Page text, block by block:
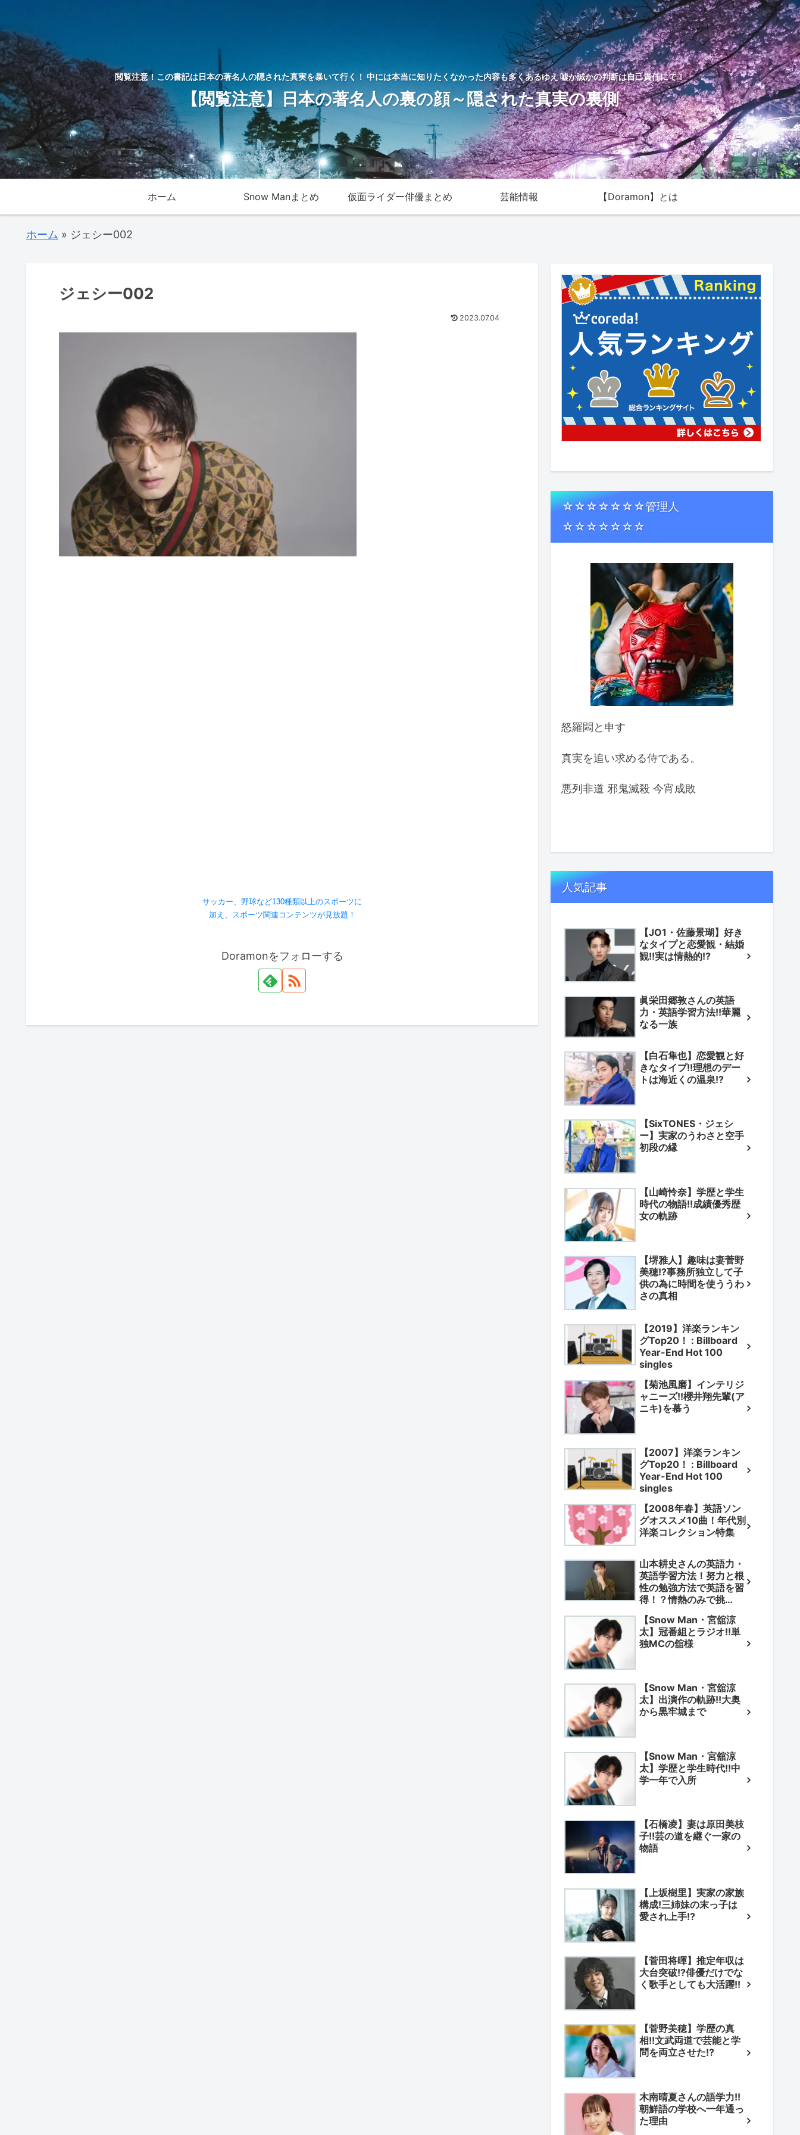
閲覧注意！この書記は日本の著名人の隠された真実を暴いて行く！ 中には本当に知りたくなかった内容も多くあるゆえ 嘘か誠かの判断は自己責任にて！
【閲覧注意】日本の著名人の裏の顔～隠された真実の裏側
ホーム Snow Manまとめ 仮面ライダー俳優まとめ 芸能情報 【Doramon】とは
ホーム » ジェシー002
ジェシー002
2023.07.04
サッカー、野球など130種類以上のスポーツに
加え、スポーツ関連コンテンツが見放題！
Doramonをフォローする
☆☆☆☆☆☆☆管理人
☆☆☆☆☆☆☆
怒羅悶と申す
真実を追い求める侍である。
悪列非道 邪鬼滅殺 今宵成敗
人気記事
【JO1・佐藤景瑚】好き
なタイプと恋愛観・結婚
観!!実は情熱的!?
眞栄田郷敦さんの英語
力・英語学習方法!!華麗
なる一族
【白石隼也】恋愛観と好
きなタイプ!!理想のデー
トは海近くの温泉!?
【SixTONES・ジェシ
ー】実家のうわさと空手
初段の縁
【山崎怜奈】学歴と学生
時代の物語!!成績優秀歴
女の軌跡
【堺雅人】趣味は妻菅野
美穂!?事務所独立して子
供の為に時間を使ううわ
さの真相
【2019】洋楽ランキン
グTop20！ : Billboard
Year-End Hot 100
singles
【菊池風磨】インテリジ
ャニーズ!!櫻井翔先輩(ア
ニキ)を慕う
【2007】洋楽ランキン
グTop20！ : Billboard
Year-End Hot 100
singles
【2008年春】英語ソン
グオススメ10曲！年代別
洋楽コレクション特集
山本耕史さんの英語力・
英語学習方法！努力と根
性の勉強方法で英語を習
得！？情熱のみで挑
【Snow Man・宮舘涼
太】冠番組とラジオ!!単
独MCの舘様
【Snow Man・宮舘涼
太】出演作の軌跡!!大奥
から黒牢城まで
【Snow Man・宮舘涼
太】学歴と学生時代!!中
学一年で入所
【石橋凌】妻は原田美枝
子!!芸の道を継ぐ一家の
物語
【上坂樹里】実家の家族
構成!三姉妹の末っ子は
愛され上手!?
【菅田将暉】推定年収は
大台突破!?俳優だけでな
く歌手としても大活躍!!
【菅野美穂】学歴の真
相!!文武両道で芸能と学
問を両立させた!?
木南晴夏さんの語学力!!
朝鮮語の学校へ一年通っ
た理由